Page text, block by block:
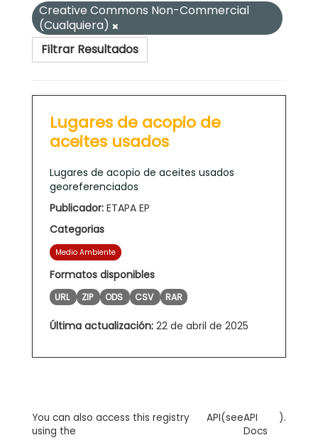
Creative Commons Non-Commercial
(Cualquiera)
Filtrar Resultados
Lugares de acopio de
aceites usados
Lugares de acopio de aceites usados
georeferenciados
Publicador: ETAPA EP
Categorias
Medio Ambiente
Formatos disponibles
URL ZIP ODS CSV RAR
Última actualización: 22 de abril de 2025
You can also access this registry
using the
API(seeAPI
Docs
).